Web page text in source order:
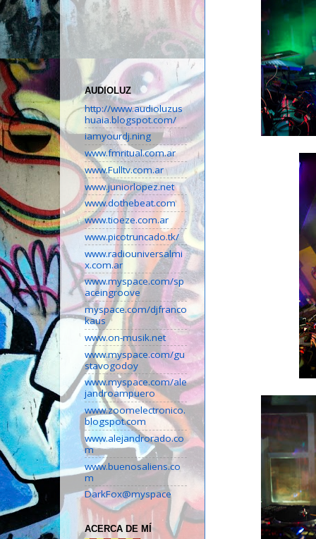
AUDIOLUZ
http://www.audioluzus
huaia.blogspot.com/
iamyourdj.ning
www.fmritual.com.ar
www.Fulltv.com.ar
www.juniorlopez.net
www.dothebeat.com
www.tioeze.com.ar
www.picotruncado.tk/
www.radiouniversalmi
x.com.ar
www.myspace.com/sp
aceingroove
myspace.com/djfranco
kaus
www.on-musik.net
www.myspace.com/gu
stavogodoy
www.myspace.com/ale
jandroampuero
www.zoomelectronico.
blogspot.com
www.alejandrorado.co
m
www.buenosaliens.co
m
DarkFox@myspace
ACERCA DE MÍ